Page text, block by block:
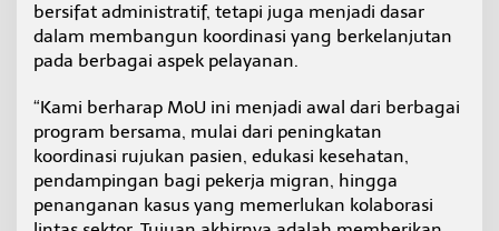
bersifat administratif, tetapi juga menjadi dasar
dalam membangun koordinasi yang berkelanjutan
pada berbagai aspek pelayanan.
“Kami berharap MoU ini menjadi awal dari berbagai
program bersama, mulai dari peningkatan
koordinasi rujukan pasien, edukasi kesehatan,
pendampingan bagi pekerja migran, hingga
penanganan kasus yang memerlukan kolaborasi